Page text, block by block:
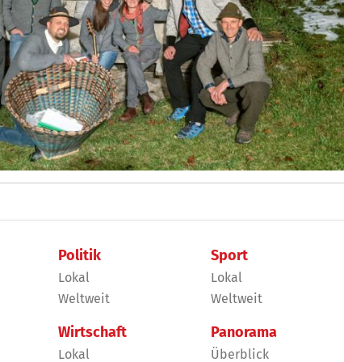
Politik
Lokal
Weltweit
Wirtschaft
Lokal
Sport
Lokal
Weltweit
Panorama
Überblick